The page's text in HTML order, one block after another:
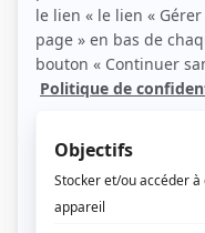
La Petite Patrie(Gisèle
Les Forges de Saint-
Rachel et Réjean Inc.